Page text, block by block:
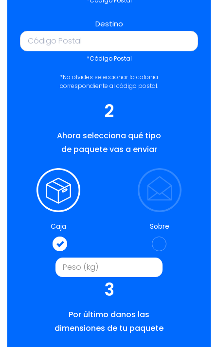
Destino
*Código Postal
*No olvides seleccionar la colonia
correspondiente al código postal.
2
Ahora selecciona qué tipo
de paquete vas a enviar
Caja Sobre
3
Por último danos las
dimensiones de tu paquete